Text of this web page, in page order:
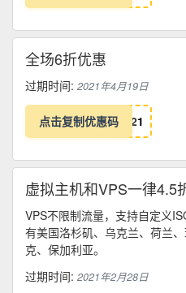
全场6折优惠
过期时间: 2021年4月19日
点击复制优惠码 21
虚拟主机和VPS一律4.5
VPS不限制流量，支持自定义
有美国洛杉矶、乌克兰、荷兰
克、保加利亚。
过期时间: 2021年2月28日